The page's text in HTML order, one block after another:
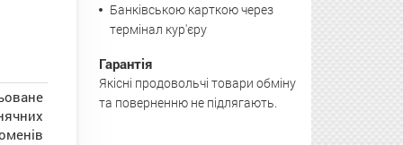
Банківською карткою через
термінал кур'єру
Гарантія
Якісні продовольчі товари обміну
та поверненню не підлягають.